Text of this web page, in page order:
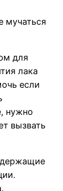
мучаться
для
лака
если
нужно
вызвать